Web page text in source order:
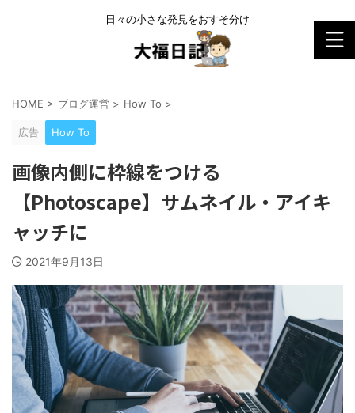
日々の小さな発見をおすそ分け
HOME > ブログ運営 > How To >
広告 How To
画像内側に枠線をつける
【Photoscape】サムネイル・アイキ
ャッチに
2021年9月13日